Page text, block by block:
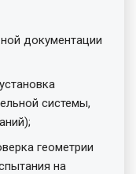
документации
системы,
геометрии
на